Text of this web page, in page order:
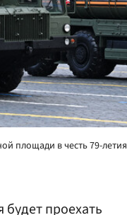
площади в честь 79-летия
проехать